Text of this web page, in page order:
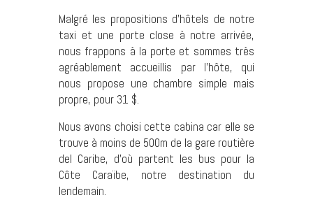
Malgré les propositions d’hôtels de notre
taxi et une porte close à notre arrivée,
nous frappons à la porte et sommes très
agréablement accueillis par l’hôte, qui
nous propose une chambre simple mais
propre, pour 31 $.
Nous avons choisi cette cabina car elle se
trouve à moins de 500m de la gare routière
del Caribe, d’où partent les bus pour la
Côte Caraïbe, notre destination du
lendemain.